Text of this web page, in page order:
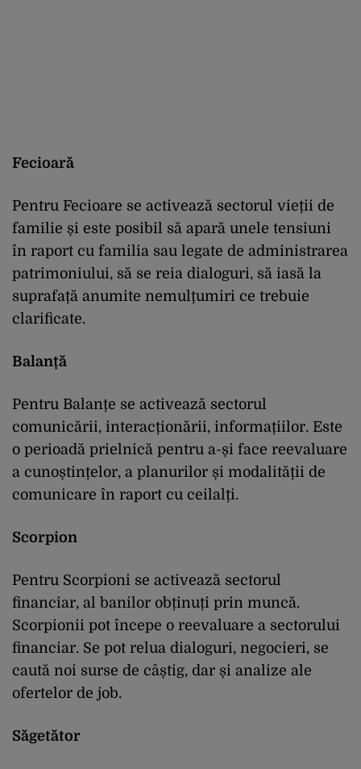
Fecioară
Pentru Fecioare se activează sectorul vieții de
familie și este posibil să apară unele tensiuni
în raport cu familia sau legate de administrarea
patrimoniului, să se reia dialoguri, să iasă la
suprafață anumite nemulțumiri ce trebuie
clarificate.
Balanță
Pentru Balanțe se activează sectorul
comunicării, interacționării, informațiilor. Este
o perioadă prielnică pentru a-și face reevaluare
a cunoștințelor, a planurilor și modalității de
comunicare în raport cu ceilalți.
Scorpion
Pentru Scorpioni se activează sectorul
financiar, al banilor obținuți prin muncă.
Scorpionii pot începe o reevaluare a sectorului
financiar. Se pot relua dialoguri, negocieri, se
caută noi surse de câștig, dar și analize ale
ofertelor de job.
Săgetător